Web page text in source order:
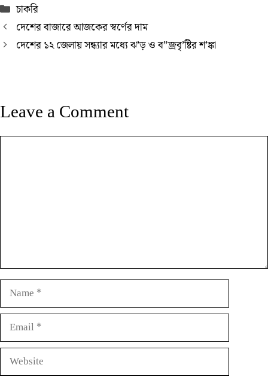
Categories
চাকরি
দেশের বাজারে আজকের স্বর্ণের দাম
দেশের ১২ জেলায় সন্ধ্যার মধ্যে ঝ’ড় ও ব”জ্রবৃ’ষ্টির শ’ঙ্কা
Leave a Comment
Name
Email
Website